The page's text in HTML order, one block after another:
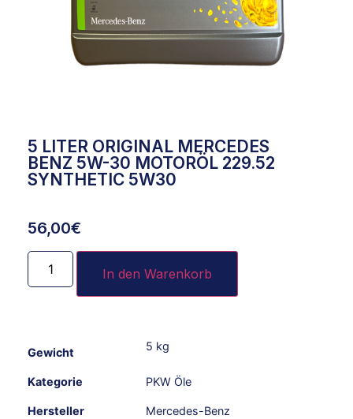
5 LITER ORIGINAL MERCEDES
BENZ 5W-30 MOTORÖL 229.52
SYNTHETIC 5W30
56,00€
In den Warenkorb
Gewicht 5 kg
Kategorie PKW Öle
Hersteller Mercedes-Benz